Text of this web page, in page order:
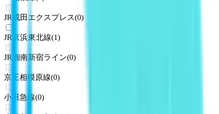
JR成田エクスプレス(0)
JR京浜東北線(1)
JR湘南新宿ライン(0)
京王相模原線(0)
小田急線(0)